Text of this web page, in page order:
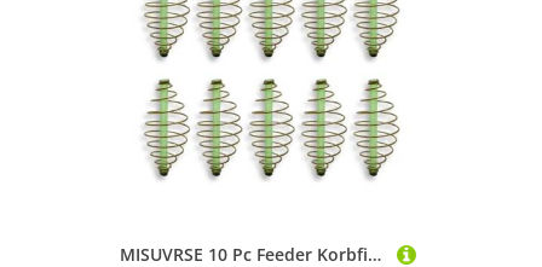
MISUVRSE 10 Pc Feeder Korbfischerei Ausrüstung Federspulen Inline Methoden Salzwasserangriffen Angelgeräte